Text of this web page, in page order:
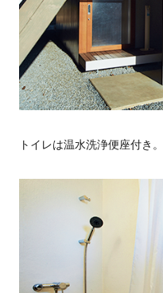
トイレは温水洗浄便座付き。